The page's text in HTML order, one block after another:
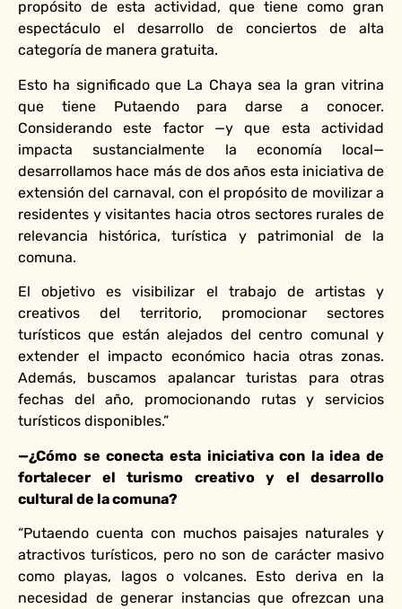
propósito de esta actividad, que tiene como gran
espectáculo el desarrollo de conciertos de alta
categoría de manera gratuita.
Esto ha significado que La Chaya sea la gran vitrina
que tiene Putaendo para darse a conocer.
Considerando este factor —y que esta actividad
impacta sustancialmente la economía local—
desarrollamos hace más de dos años esta iniciativa de
extensión del carnaval, con el propósito de movilizar a
residentes y visitantes hacia otros sectores rurales de
relevancia histórica, turística y patrimonial de la
comuna.
El objetivo es visibilizar el trabajo de artistas y
creativos del territorio, promocionar sectores
turísticos que están alejados del centro comunal y
extender el impacto económico hacia otras zonas.
Además, buscamos apalancar turistas para otras
fechas del año, promocionando rutas y servicios
turísticos disponibles.”
—¿Cómo se conecta esta iniciativa con la idea de
fortalecer el turismo creativo y el desarrollo
cultural de la comuna?
“Putaendo cuenta con muchos paisajes naturales y
atractivos turísticos, pero no son de carácter masivo
como playas, lagos o volcanes. Esto deriva en la
necesidad de generar instancias que ofrezcan una